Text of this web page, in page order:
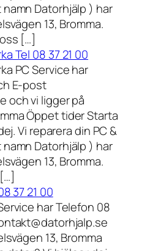
Datorhjälp ) har
13, Bromma.
[…]
Tel 08 37 21 00
PC Service har
E-post
och vi ligger på
Öppet tider Starta
Vi reparera din PC &
Datorhjälp ) har
13, Bromma.
37 21 00
har Telefon 08
13, Bromma